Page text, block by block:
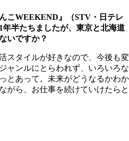
こWEEKEND』（STV・日テレ
半たちましたが、東京と北海道
いですか？
スタイルが好きなので、今後も変
ャンルにとらわれず、いろいろな
とあって。未来がどうなるかわか
がら、お仕事を続けていけたらと